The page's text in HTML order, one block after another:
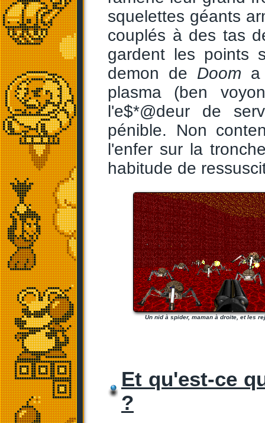
squelettes géants
couplés à des tas
gardent les points
demon de Doom a
plasma (ben
l'e$*@deur de
pénible. Non
l'enfer sur la
habitude de
Un nid à spider, maman à droite, et les
Et qu'est-ce
?